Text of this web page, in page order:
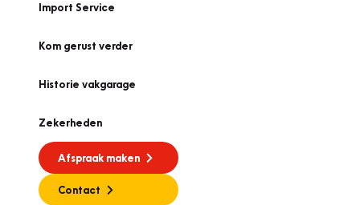
Import Service
Kom gerust verder
Historie vakgarage
Zekerheden
Afspraak maken
Contact